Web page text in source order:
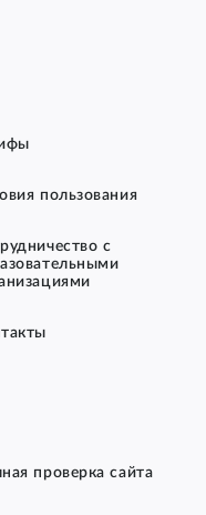
пользования
с
проверка сайта